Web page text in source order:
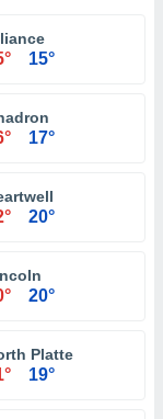
15°
17°
20°
20°
Platte
19°